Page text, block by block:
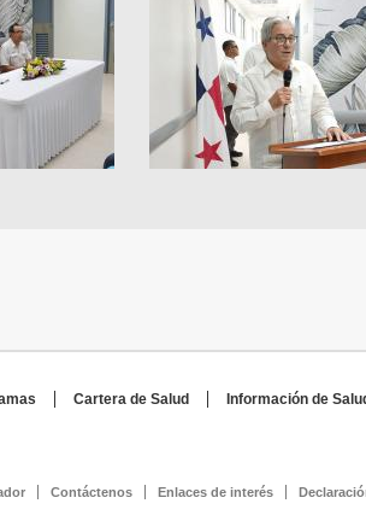
Cartera de Salud
Información de
Contáctenos Enlaces de interés